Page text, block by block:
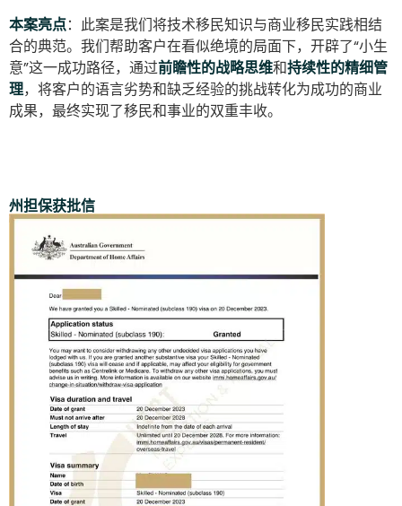
本案亮点：此案是我们将技术移民知识与商业移民实践相结
合的典范。我们帮助客户在看似绝境的局面下，开辟了“小生
意”这一成功路径，通过前瞻性的战略思维和持续性的精细管
理，将客户的语言劣势和缺乏经验的挑战转化为成功的商业
成果，最终实现了移民和事业的双重丰收。
州担保获批信